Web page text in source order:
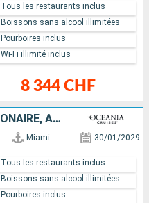
8 344 CHF
Tous les restaurants inclus
Boissons sans alcool illimitées
Pourboires inclus
Wi-Fi illimité inclus
RÉPUBLIQUE DOMINICAINE, BONAIRE, ARUBA, COLOMBIE, COSTA RICA, PANAMA, GRENADE, DOMINIQUE, GUADELOUPE, SAINT VINCENT-ET-LES-GRENADINES, ÉTATS-UNIS
Miami 30/01/2029
Tous les restaurants inclus
Boissons sans alcool illimitées
Pourboires inclus